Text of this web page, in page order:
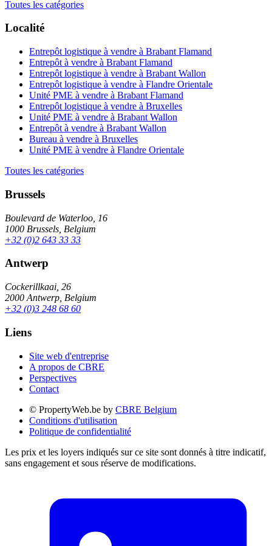
Toutes les catégories
Localité
Entrepôt logistique à vendre à Brabant Flamand
Entrepôt à vendre à Brabant Flamand
Entrepôt logistique à vendre à Brabant Wallon
Entrepôt logistique à vendre à Flandre Orientale
Unité PME à vendre à Brabant Flamand
Entrepôt logistique à vendre à Bruxelles
Unité PME à vendre à Brabant Wallon
Entrepôt à vendre à Brabant Wallon
Bureau à vendre à Bruxelles
Unité PME à vendre à Flandre Orientale
Toutes les catégories
Brussels
Boulevard de Waterloo, 16
1000 Brussels, Belgium
+32 (0)2 643 33 33
Antwerp
Cockerillkaai, 26
2000 Antwerp, Belgium
+32 (0)3 248 68 60
Liens
Site web d'entreprise
A propos de CBRE
Perspectives
Contact
© PropertyWeb.be by CBRE Belgium
Conditions d'utilisation
Politique de confidentialité
Les prix et les loyers indiqués sur ce site sont donnés à titre indicatif,
sans engagement et sous réserve de modifications.